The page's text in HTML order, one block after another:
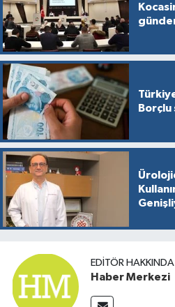
Borçlu
EDITÖR HAKKINDA
Haber Merkezi